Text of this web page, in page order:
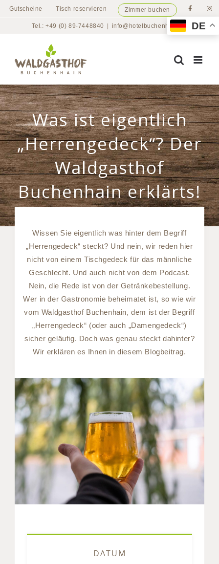
ZumGutscheine Tisch reservieren Zimmer buchen
Tel.: +49 (0) 89-7448840 info@hotelbuchenhain.de
Was ist eigentlich
„Herrengedeck“? Der
Waldgasthof
Buchenhain erklärts!
Wissen Sie eigentlich was hinter dem Begriff
„Herrengedeck“ steckt? Und nein, wir reden hier
nicht von einem Tischgedeck für das männliche
Geschlecht. Und auch nicht von dem Podcast.
Nein, die Rede ist von der Getränkebestellung.
Wer in der Gastronomie beheimatet ist, so wie wir
vom Waldgasthof Buchenhain, dem ist der Begriff
„Herrengedeck“ (oder auch „Damengedeck“)
sicher geläufig. Doch was genau steckt dahinter?
Wir erklären es Ihnen in diesem Blogbeitrag.
DATUM
DE